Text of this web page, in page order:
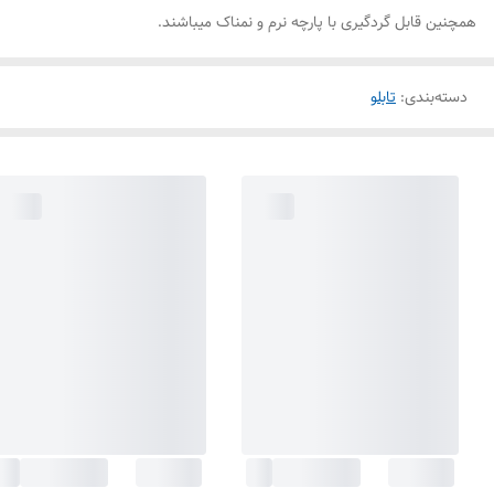
همچنین قابل گردگیری با پارچه نرم و نمناک میباشند.
دسته‌بندی: تابلو